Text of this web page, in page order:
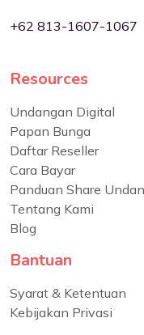
+62 813-1607-1067
Resources
Undangan Digital
Papan Bunga
Daftar Reseller
Cara Bayar
Panduan Share
Tentang Kami
Blog
Bantuan
Syarat & Ketentuan
Kebijakan Privasi